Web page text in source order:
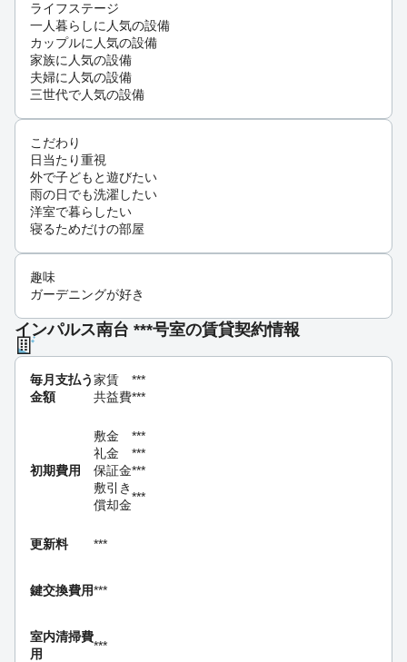
ライフステージ
一人暮らしに人気の設備
カップルに人気の設備
家族に人気の設備
夫婦に人気の設備
三世代で人気の設備
こだわり
日当たり重視
外で子どもと遊びたい
雨の日でも洗濯したい
洋室で暮らしたい
寝るためだけの部屋
趣味
ガーデニングが好き
インパルス南台 ***号室の賃貸契約情報
毎月支払う
金額
家賃
***
共益費***
初期費用
敷金
***
礼金
***
保証金***
敷引き
償却金
***
更新料 ***
鍵交換費用***
室内清掃費
用
***